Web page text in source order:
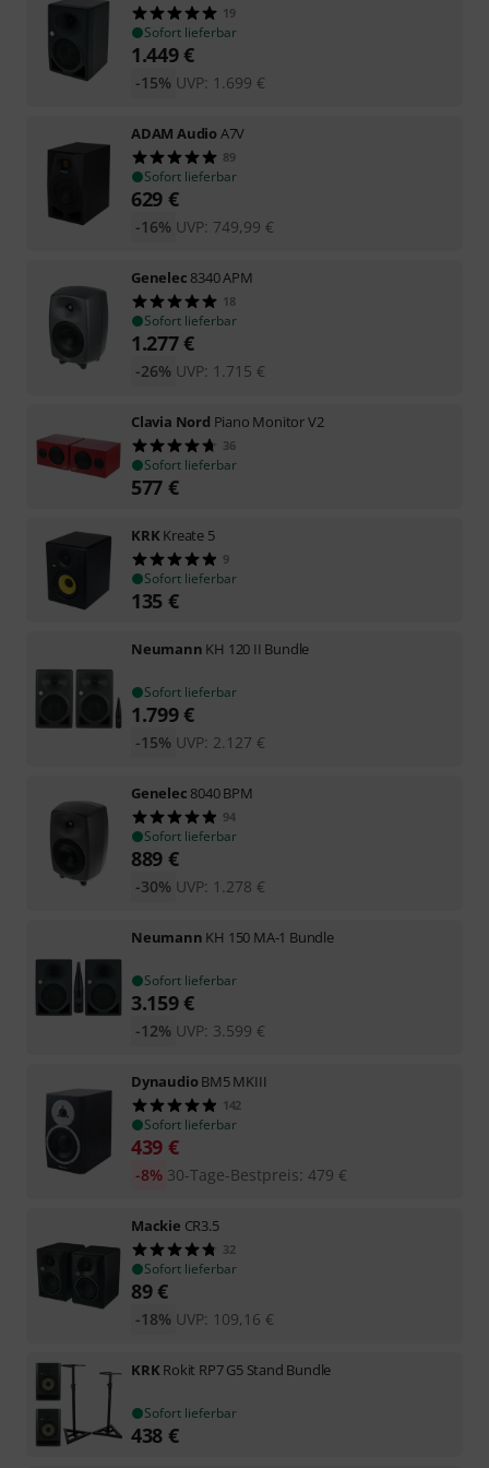
19
Sofort lieferbar
1.449€
UVP: 1.699 €
-15%
ADAM AudioA7V
89
Sofort lieferbar
629 €
UVP: 749,99 €
-16%
Genelec 8340 APM
18
Sofort lieferbar
1.277€
UVP: 1.715 €
-26%
Clavia Nord Piano Monitor V2
36
Sofort lieferbar
577 €
KRK Kreate 5
9
Sofort lieferbar
135 €
Neumann KH 120 II Bundle
Sofort lieferbar
1.799€
UVP: 2.127 €
-15%
Genelec 8040 BPM
94
Sofort lieferbar
889 €
UVP: 1.278 €
-30%
Neumann KH 150 MA-1 Bundle
Sofort lieferbar
3.159€
UVP: 3.599 €
-12%
DynaudioBM5 MKIII
142
Sofort lieferbar
439 €
30-Tage-Bestpreis: 479 €
-8%
Mackie CR3.5
32
Sofort lieferbar
89€
UVP: 109,16 €
-18%
KRK Rokit RP7 G5 Stand Bundle
Sofort lieferbar
438 €